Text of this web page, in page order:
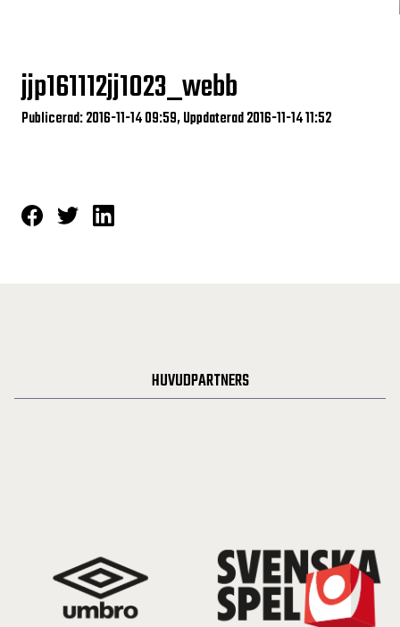
jjp161112jj1023_webb
Publicerad: 2016-11-14 09:59, Uppdaterad 2016-11-14 11:52
HUVUDPARTNERS